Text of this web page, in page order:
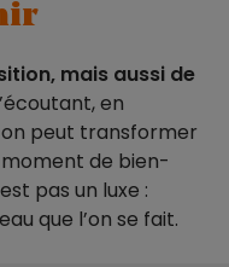
mais aussi de
en
peut transformer
de bien-
pas un luxe :
que l’on se fait.